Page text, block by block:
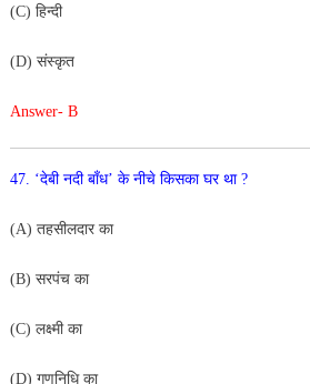
(C) हिन्दी
(D) संस्कृत
Answer- B
47. ‘देबी नदी बाँध’ के नीचे किसका घर था ?
(A) तहसीलदार का
(B) सरपंच का
(C) लक्ष्मी का
(D) गुणनिधि का